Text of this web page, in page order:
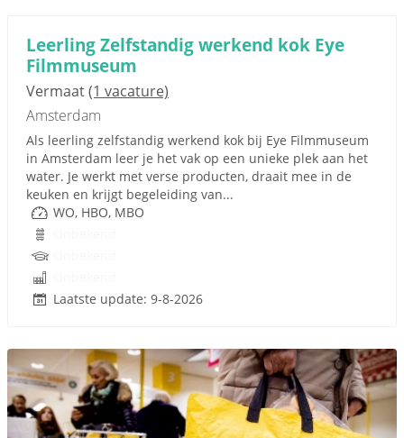
Leerling Zelfstandig werkend kok Eye
Filmmuseum
Vermaat(1 vacature)
Amsterdam
Als leerling zelfstandig werkend kok bij Eye Filmmuseum
in Amsterdam leer je het vak op een unieke plek aan het
water. Je werkt met verse producten, draait mee in de
keuken en krijgt begeleiding van...
WO, HBO, MBO
Laatste update: 9-8-2026